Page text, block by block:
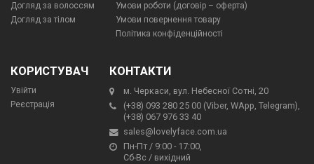
Догляд за волоссям
Догляд за тілом
Умови роботи (договір – оферта)
Умови повернення товару
Політика конфіденційності
КОРИСТУВАЧ
Увійти
Реєстрація
КОНТАКТИ
м. Черкаси, вул. Небесної Сотні, 20
(+38) 093 280 25 00 (Viber, WApp, Telegram),
(+38) 067 976 33 40
sales@lovelyface.com.ua
Пн-Пт / 9:00 - 17:00,
Сб-Вс / вихідний